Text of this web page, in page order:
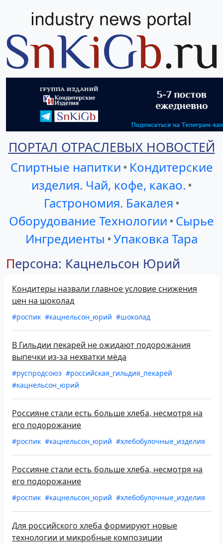
ПОРТАЛ ОТРАСЛЕВЫХ НОВОСТЕЙ
Спиртные напитки • Кондитерские
изделия. Чай, кофе, какао. •
Гастрономия. Бакалея •
Оборудование Технологии • Сырье
Ингредиенты •Упаковка Тара
Персона: Кацнельсон Юрий
Кондитеры назвали главное условие снижения
цен на шоколад
#роспик #кацнельсон_юрий #шоколад
В Гильдии пекарей не ожидают подорожания
выпечки из-за нехватки мёда
#руспродсоюз #российская_гильдия_пекарей
#кацнельсон_юрий
Россияне стали есть больше хлеба, несмотря на
его подорожание
#роспик #кацнельсон_юрий #хлебобулочные_изделия
Россияне стали есть больше хлеба, несмотря на
его подорожание
#роспик #кацнельсон_юрий #хлебобулочные_изделия
Для российского хлеба формируют новые
технологии и микробные композиции